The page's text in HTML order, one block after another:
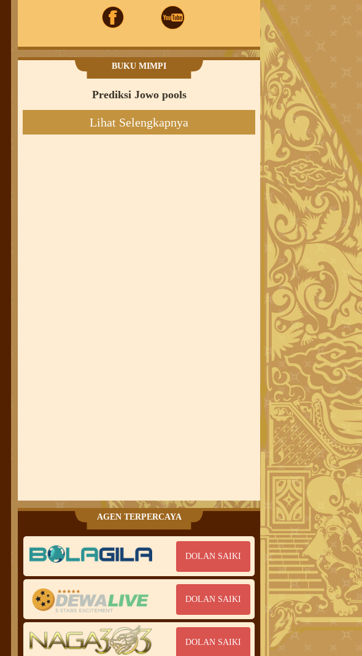
BUKU MIMPI
Prediksi Jowo pools
Lihat Selengkapnya
AGEN TERPERCAYA
DOLAN SAIKI
DOLAN SAIKI
DOLAN SAIKI